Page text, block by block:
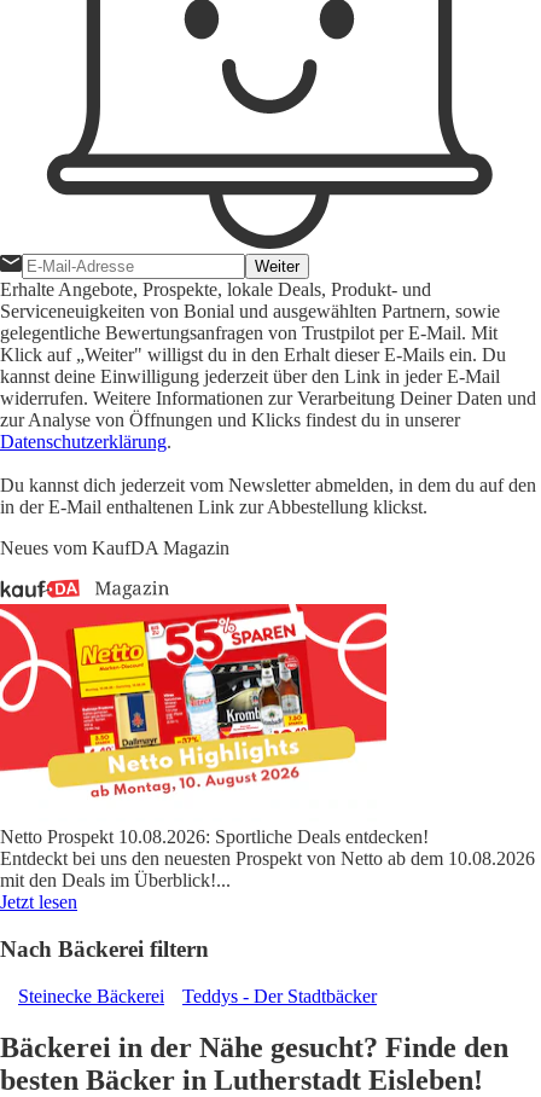
Weiter
Erhalte Angebote, Prospekte, lokale Deals, Produkt- und
Serviceneuigkeiten von Bonial und ausgewählten Partnern, sowie
gelegentliche Bewertungsanfragen von Trustpilot per E-Mail. Mit
Klick auf „Weiter" willigst du in den Erhalt dieser E-Mails ein. Du
kannst deine Einwilligung jederzeit über den Link in jeder E-Mail
widerrufen. Weitere Informationen zur Verarbeitung Deiner Daten und
zur Analyse von Öffnungen und Klicks findest du in unserer
Datenschutzerklärung.
Du kannst dich jederzeit vom Newsletter abmelden, in dem du auf den
in der E-Mail enthaltenen Link zur Abbestellung klickst.
Neues vom KaufDA Magazin
Netto Prospekt 10.08.2026: Sportliche Deals entdecken!
Entdeckt bei uns den neuesten Prospekt von Netto ab dem 10.08.2026
mit den Deals im Überblick!...
Jetzt lesen
Nach Bäckerei filtern
Steinecke Bäckerei Teddys - Der Stadtbäcker
Bäckerei in der Nähe gesucht? Finde den
besten Bäcker in Lutherstadt Eisleben!